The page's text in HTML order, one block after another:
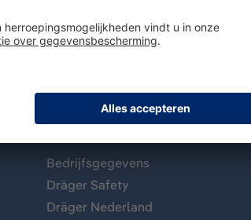
Bedrijfsgegevens
Dräger Safety
Dräger Nederland